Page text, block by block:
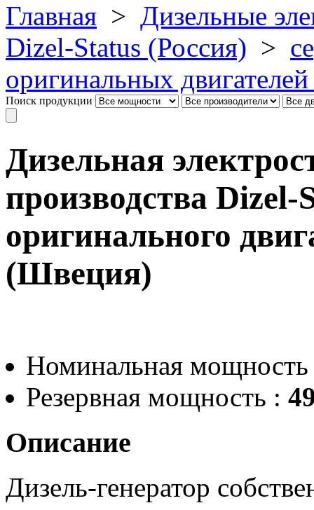
Главная > Дизельные
Dizel-Status (Россия) >
оригинальных
Поиск продукции
Дизельная
производства Dizel-
оригинального
(Швеция)
Номинальная
Резервная мощность :
Описание
Дизель-генератор